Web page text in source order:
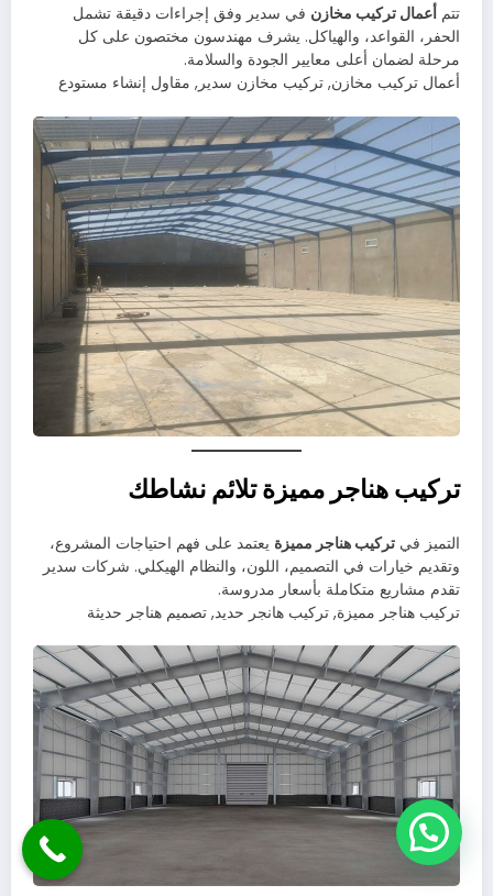
تتم أعمال تركيب مخازن في سدير وفق إجراءات دقيقة تشمل
الحفر، القواعد، والهياكل. يشرف مهندسون مختصون على كل
مرحلة لضمان أعلى معايير الجودة والسلامة.
أعمال تركيب مخازن, تركيب مخازن سدير, مقاول إنشاء مستودع
تركيب هناجر مميزة تلائم نشاطك
التميز في تركيب هناجر مميزة يعتمد على فهم احتياجات المشروع،
وتقديم خيارات في التصميم، اللون، والنظام الهيكلي. شركات سدير
تقدم مشاريع متكاملة بأسعار مدروسة.
تركيب هناجر مميزة, تركيب هانجر حديد, تصميم هناجر حديثة